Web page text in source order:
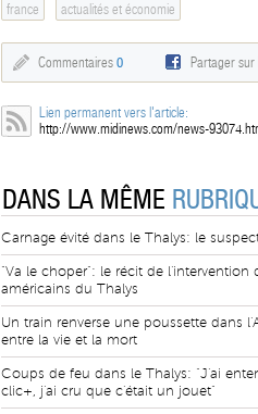
france actualités et économie
Commentaires 0 Partager
Lien permanent vers l'article:
http://www.midinews.com/news-
DANS LA MÊME
Carnage évité dans le Thalys: le
"Va le choper": le récit de l'intervention
américains du Thalys
Un train renverse une poussette dans
entre la vie et la mort
Coups de feu dans le Thalys: "J'ai
clic+, j'ai cru que c'était un jouet"